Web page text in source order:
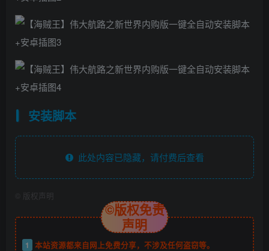
安装脚本
此处内容已隐藏，请付费后查看
版权声明
©版权免责
声明
1
本站资源都来自网上免费分享，不涉及任何盗窃等。